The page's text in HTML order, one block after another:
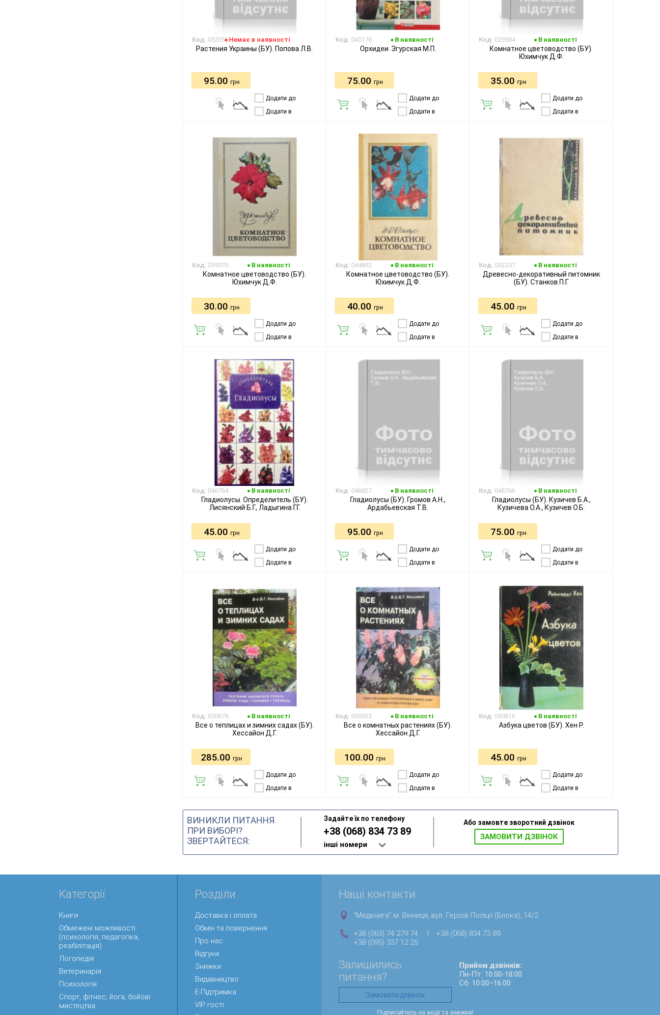
Код: 052056Немає в наявності
Растения Украины (БУ). Попова Л.В.
95.00 грн
Додати до
порівняння
Додати в
Код: 045178 В наявності
Орхидеи. Згурская М.П.
75.00 грн
Додати до
порівняння
Додати в
Код: 029584 В наявності
Комнатное цветоводство (БУ).
Юхимчук Д.Ф.
35.00 грн
Додати до
порівняння
Додати в
Код: 039970 В наявності
Комнатное цветоводство (БУ).
Юхимчук Д.Ф.
30.00 грн
Додати до
порівняння
Додати в
Код: 044892 В наявності
Комнатное цветоводство (БУ).
Юхимчук Д.Ф.
40.00 грн
Додати до
порівняння
Додати в
Код: 052207 В наявності
Древесно-декоративный питомник
(БУ). Станков П.Г.
45.00 грн
Додати до
порівняння
Додати в
Код: 046764 В наявності
Гладиолусы. Определитель (БУ).
Лисянский Б.Г., Ладыгина Г.Г.
45.00 грн
Додати до
порівняння
Додати в
Код: 046827 В наявності
Гладиолусы (БУ). Громов А.Н.,
Ардабьевская Т.В.
95.00 грн
Додати до
порівняння
Додати в
Код: 046766 В наявності
Гладиолусы (БУ). Кузичев Б.А.,
Кузичева О.А., Кузичев О.Б.
75.00 грн
Додати до
порівняння
Додати в
Код: 050678 В наявності
Все о теплицах и зимних садах (БУ).
Хессайон Д.Г.
285.00грн
Додати до
порівняння
Додати в
Код: 050923 В наявності
Все о комнатных растениях (БУ).
Хессайон Д.Г.
100.00грн
Додати до
порівняння
Додати в
Код: 050816 В наявності
Азбука цветов (БУ). Хен Р.
45.00 грн
Додати до
порівняння
Додати в
ВИНИКЛИ ПИТАННЯ
ПРИ ВИБОРІ?
ЗВЕРТАЙТЕСЯ:
Задайте їх по телефону
+38 (068) 834 73 89
інші номери
Або замовте зворотний дзвінок
ЗАМОВИТИ ДЗВIНОК
Категорії
Книги
Обмежені можливості
(психологія, педагогіка,
реабілітація)
Логопедія
Ветеринарія
Психологія
Спорт, фітнес, йога, бойові
мистецтва
Розділи
Доставка і оплата
Обмін та повернення
Про нас
Відгуки
Знижки
Видавництво
Е-Підтримка
VIP гості
Наші контакти
"Медкнига" м. Вінниця, вул. Героїв Поліції (Блока), 14/2
+38 (063) 74 279 74 |
+38 (068) 834 73 89
+38 (095) 337 12 25
Залишились
питання?
Замовити дзвінок
Прийом дзвінків:
Пн-Пт: 10:00-18:00
Сб: 10:00–16:00
Підписуйтесь на акції та знижки!